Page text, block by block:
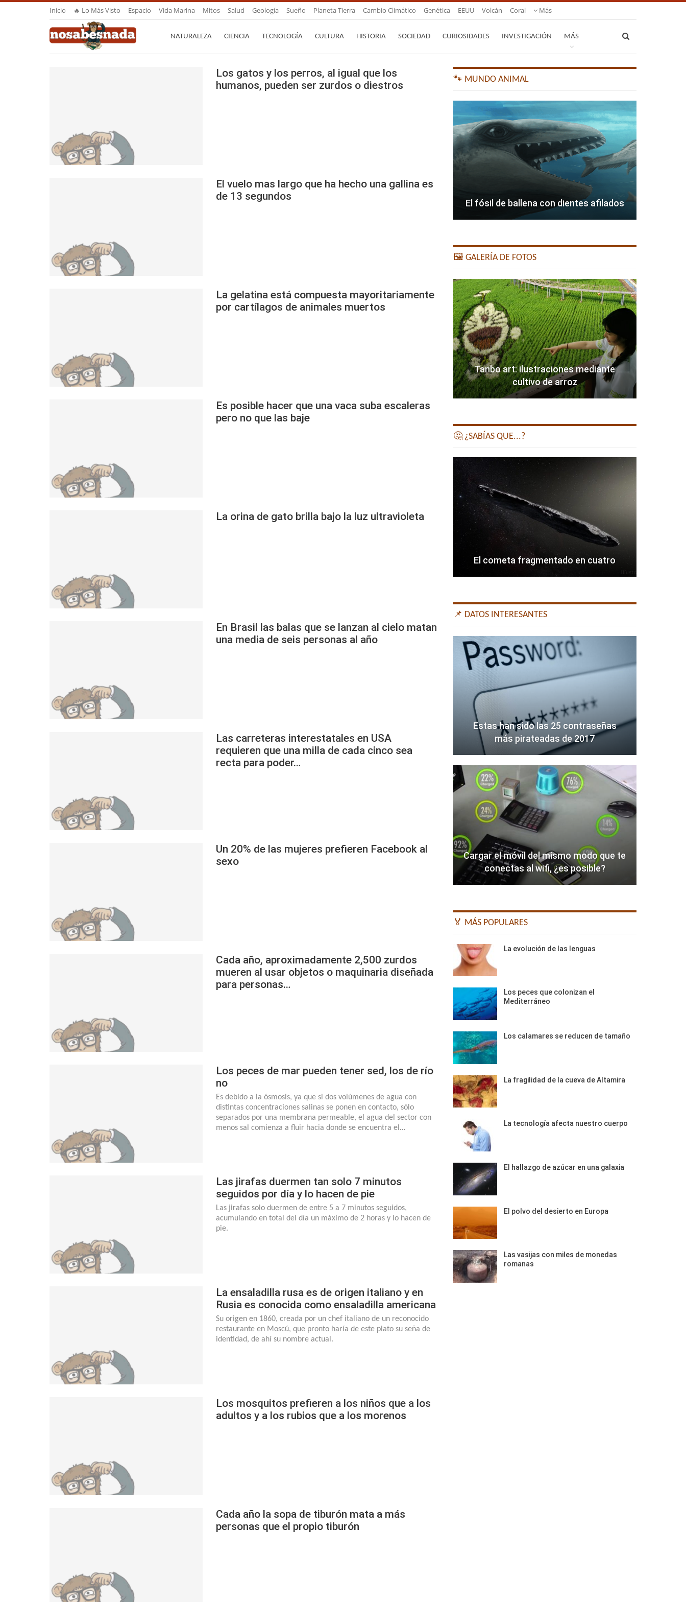
Inicio 🔥 Lo Más Visto Espacio Vida Marina Mitos Salud Geología Sueño Planeta Tierra Cambio Climático Genética EEUU Volcán Coral Más
NATURALEZA CIENCIA TECNOLOGÍA CULTURA HISTORIA SOCIEDAD CURIOSIDADES INVESTIGACIÓN MÁS
Los gatos y los perros, al igual que los
humanos, pueden ser zurdos o diestros
El vuelo mas largo que ha hecho una gallina es
de 13 segundos
La gelatina está compuesta mayoritariamente
por cartílagos de animales muertos
Es posible hacer que una vaca suba escaleras
pero no que las baje
La orina de gato brilla bajo la luz ultravioleta
En Brasil las balas que se lanzan al cielo matan
una media de seis personas al año
Las carreteras interestatales en USA
requieren que una milla de cada cinco sea
recta para poder…
Un 20% de las mujeres prefieren Facebook al
sexo
Cada año, aproximadamente 2,500 zurdos
mueren al usar objetos o maquinaria diseñada
para personas…
Los peces de mar pueden tener sed, los de río
no
Es debido a la ósmosis, ya que si dos volúmenes de agua con
distintas concentraciones salinas se ponen en contacto, sólo
separados por una membrana permeable, el agua del sector con
menos sal comienza a fluir hacia donde se encuentra el…
Las jirafas duermen tan solo 7 minutos
seguidos por día y lo hacen de pie
Las jirafas solo duermen de entre 5 a 7 minutos seguidos,
acumulando en total del día un máximo de 2 horas y lo hacen de
pie.
La ensaladilla rusa es de origen italiano y en
Rusia es conocida como ensaladilla americana
Su origen en 1860, creada por un chef italiano de un reconocido
restaurante en Moscú, que pronto haría de este plato su seña de
identidad, de ahí su nombre actual.
Los mosquitos prefieren a los niños que a los
adultos y a los rubios que a los morenos
Cada año la sopa de tiburón mata a más
personas que el propio tiburón
🐾 MUNDO ANIMAL
El fósil de ballena con dientes afilados
🖼️ GALERÍA DE FOTOS
Tanbo art: ilustraciones mediante
cultivo de arroz
🤔 ¿SABÍAS QUE...?
El cometa fragmentado en cuatro
📌 DATOS INTERESANTES
Estas han sido las 25 contraseñas
más pirateadas de 2017
Cargar el móvil del mismo modo que te
conectas al wifi, ¿es posible?
🏅 MÁS POPULARES
La evolución de las lenguas
Los peces que colonizan el
Mediterráneo
Los calamares se reducen de tamaño
La fragilidad de la cueva de Altamira
La tecnología afecta nuestro cuerpo
El hallazgo de azúcar en una galaxia
El polvo del desierto en Europa
Las vasijas con miles de monedas
romanas